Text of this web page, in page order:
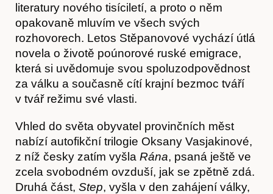
Předplatné
literatury nového tisíciletí, a proto o něm
opakovaně mluvím ve všech svých
rozhovorech. Letos Stěpanovové vychází útlá
novela o životě poúnorové ruské emigrace,
která si uvědomuje svou spoluzodpovědnost
za válku a současně cítí krajní bezmoc tváří
v tvář režimu své vlasti.
Vhled do světa obyvatel provinčních měst
nabízí autofikční trilogie Oksany Vasjakinové,
z níž česky zatím vyšla Rána, psaná ještě ve
zcela svobodném ovzduší, jak se zpětně zdá.
Druhá část, Step, vyšla v den zahájení války,